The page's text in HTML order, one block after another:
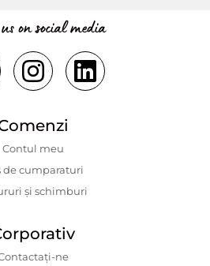
on social media
Contul meu
de cumparaturi
și schimburi
ne